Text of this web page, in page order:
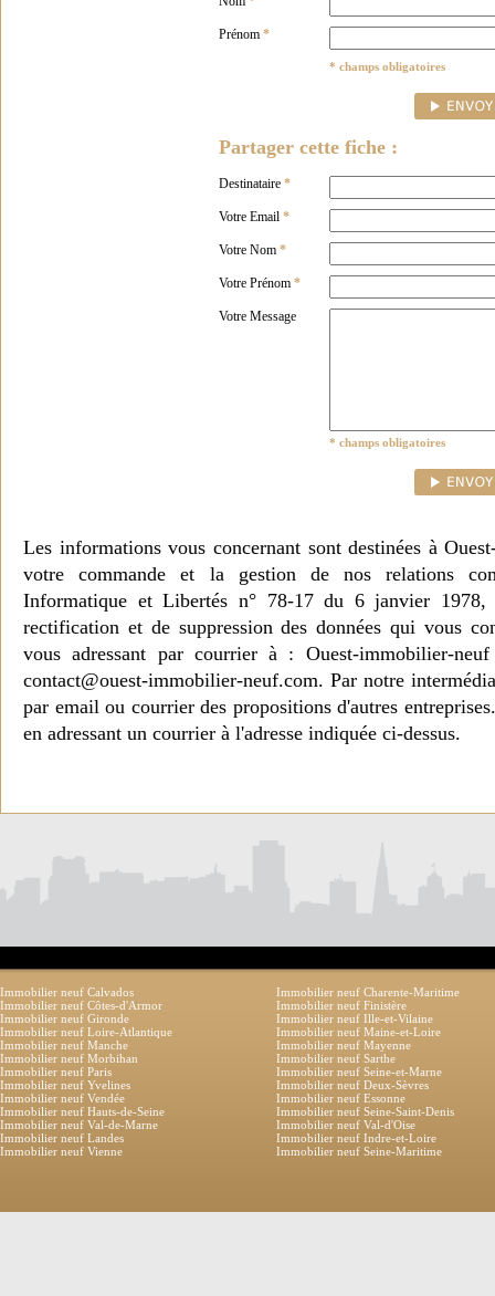
Prénom *
* champs obligatoires
Partager cette fiche :
Destinataire *
Votre Email *
Votre Nom *
Votre Prénom *
Votre Message
* champs obligatoires
Les informations vous concernant sont destinées à
votre commande et la gestion de nos relations
Informatique et Libertés n° 78-17 du 6 janvier 1978,
rectification et de suppression des données qui vous
vous adressant par courrier à : Ouest-immobilier-
contact@ouest-immobilier-neuf.com. Par notre
par email ou courrier des propositions d'autres
en adressant un courrier à l'adresse indiquée ci-dessus.
Immobilier neuf Calvados
Immobilier neuf Charente-Maritime
Immobilier neuf Côtes-d'Armor
Immobilier neuf Finistère
Immobilier neuf Gironde
Immobilier neuf Ille-et-Vilaine
Immobilier neuf Loire-Atlantique
Immobilier neuf Maine-et-Loire
Immobilier neuf Manche
Immobilier neuf Mayenne
Immobilier neuf Morbihan
Immobilier neuf Sarthe
Immobilier neuf Paris
Immobilier neuf Seine-et-Marne
Immobilier neuf Yvelines
Immobilier neuf Deux-Sèvres
Immobilier neuf Vendée
Immobilier neuf Essonne
Immobilier neuf Hauts-de-Seine
Immobilier neuf Seine-Saint-Denis
Immobilier neuf Val-de-Marne
Immobilier neuf Val-d'Oise
Immobilier neuf Landes
Immobilier neuf Indre-et-Loire
Immobilier neuf Vienne
Immobilier neuf Seine-Maritime